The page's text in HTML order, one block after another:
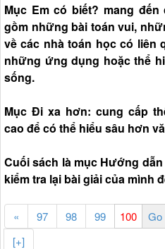
Mục Em có biết? mang
gồm những bài toán vui,
về các nhà toán học có liên
những ứng dụng hoặc thể
sống.
Mục Đi xa hơn: cung cấp
cao để có thể hiểu sâu hơn
Cuối sách là mục Hướng
kiểm tra lại bài giải của mình
« 97 98 99
[+]